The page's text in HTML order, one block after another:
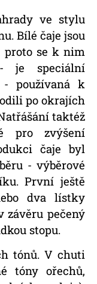
ve stylu
Bílé čaje jsou
se k nim
je speciální
používaná k
po okrajích
taktéž
pro zvýšení
čaje byl
- výběrové
První ještě
dva lístky
závěru pečený
stopu.
tónů. V chuti
tóny ořechů,